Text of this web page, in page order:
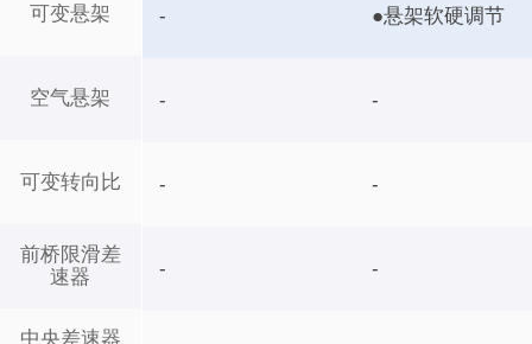
可变悬架
空气悬架
可变转向比
前桥限滑差
速器
中央差速器
- ●悬架软硬调节
- -
- -
- -